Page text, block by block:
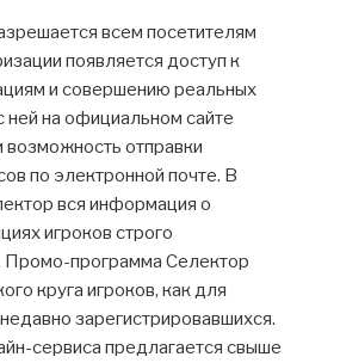
всем посетителям
появляется доступ к
и совершению реальных
ней на официальном сайте
возможность отправки
по электронной почте. В
вся информация о
игроков строго
Промо-программа Селектор
круга игроков, как для
зарегистрировавшихся.
сервиса предлагается свыше